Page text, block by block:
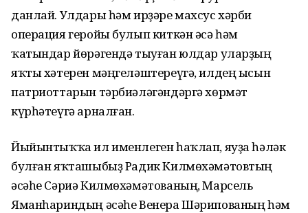
данлай. Улдары һәм ирҙәре махсус хәрби
операция геройы булып киткән әсә һәм
ҡатындар йөрәгендә тыуған юлдар уларҙың
яҡты хәтерен мәңгеләштереүгә, илдең ысын
патриоттарын тәрбиәләгәндәргә хөрмәт
күрһәтеүгә арналған.
Йыйынтыҡҡа ил именлеген һаҡлап, яуҙа һәләк
булған яҡташыбыҙ Радик Килмөхәмәтовтың
әсәһе Сәриә Килмөхәмәтованың, Марсель
Яманһариндың әсәһе Венера Шәрипованың һәм